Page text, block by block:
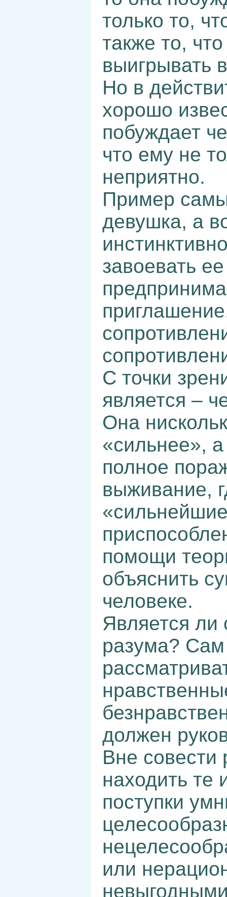
только то,
также то,
выигрывать
Но в
хорошо
побуждает
что ему не
неприятно.
Пример
девушка, а
завоевать
С точки
является –
Она
«сильнее»,
полное
выживание,
помощи
объяснить
человеке.
Является ли
разума?
должен
Вне совести
находить те
поступки
или